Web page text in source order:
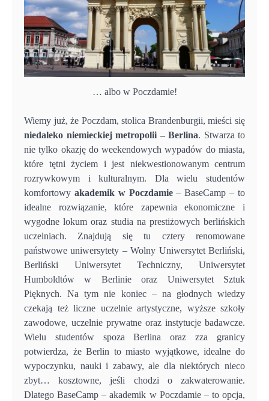
… albo w Poczdamie!
Wiemy już, że Poczdam, stolica Brandenburgii, mieści się
niedaleko niemieckiej metropolii – Berlina. Stwarza to
nie tylko okazję do weekendowych wypadów do miasta,
które tętni życiem i jest niekwestionowanym centrum
rozrywkowym i kulturalnym. Dla wielu studentów
komfortowy akademik w Poczdamie– BaseCamp – to
idealne rozwiązanie, które zapewnia ekonomiczne i
wygodne lokum oraz studia na prestiżowych berlińskich
uczelniach. Znajdują się tu cztery renomowane
państwowe uniwersytety – Wolny Uniwersytet Berliński,
Berliński Uniwersytet Techniczny, Uniwersytet
Humboldtów w Berlinie oraz Uniwersytet Sztuk
Pięknych. Na tym nie koniec – na głodnych wiedzy
czekają też liczne uczelnie artystyczne, wyższe szkoły
zawodowe, uczelnie prywatne oraz instytucje badawcze.
Wielu studentów spoza Berlina oraz zza granicy
potwierdza, że Berlin to miasto wyjątkowe, idealne do
wypoczynku, nauki i zabawy, ale dla niektórych nieco
zbyt… kosztowne, jeśli chodzi o zakwaterowanie.
Dlatego BaseCamp – akademik w Poczdamie – to opcja,